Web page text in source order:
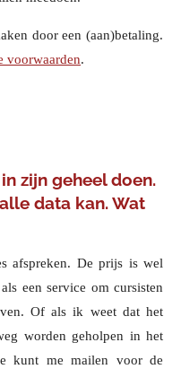
door een (aan)betaling.
voorwaarden.
zijn geheel doen.
data kan. Wat
afspreken. De prijs is wel
een service om cursisten
Of als ik weet dat het
worden geholpen in het
kunt me mailen voor de